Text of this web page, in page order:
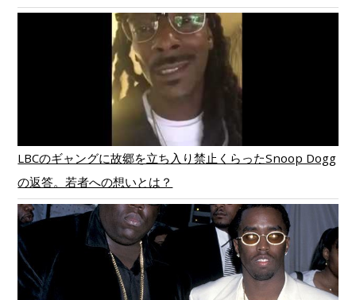
LBCのギャングに故郷を立ち入り禁止くらったSnoop Dogg
の返答。若者への想いとは？